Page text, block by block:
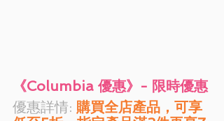
《Columbia 優惠》- 限時優惠
優惠詳情: 購買全店產品，可享